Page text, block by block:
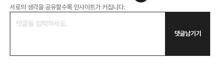
서로의 생각을 공유할수록 인사이트가 커집니다.
댓글남기기